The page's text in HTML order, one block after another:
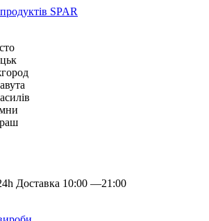
Доставка 10:00 —21:00